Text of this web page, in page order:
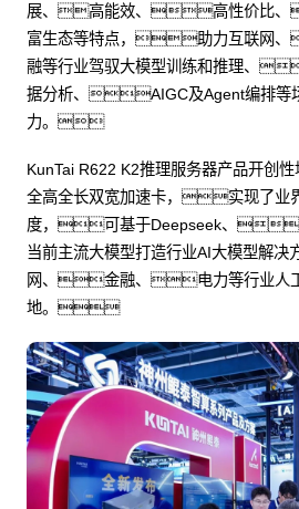
展、高能效、高性价比
富生态等特点，助力互联网
融等行业驾驭大模型训练和推理、
据分析、AIGC及Agent编排
力。
KunTai R622 K2推理服务器产品开创
全高全长双宽加速卡，实现了业
度，可基于Deepseek、
当前主流大模型打造行业AI大模型解
网、金融、电力等行业人
地。